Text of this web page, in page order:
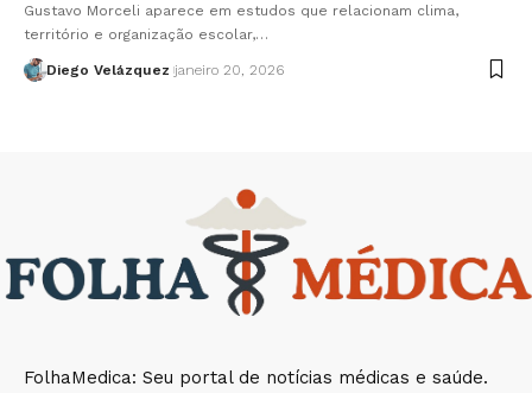
Gustavo Morceli aparece em estudos que relacionam clima,
território e organização escolar,…
Diego Velázquez janeiro 20, 2026
FolhaMedica: Seu portal de notícias médicas e saúde.